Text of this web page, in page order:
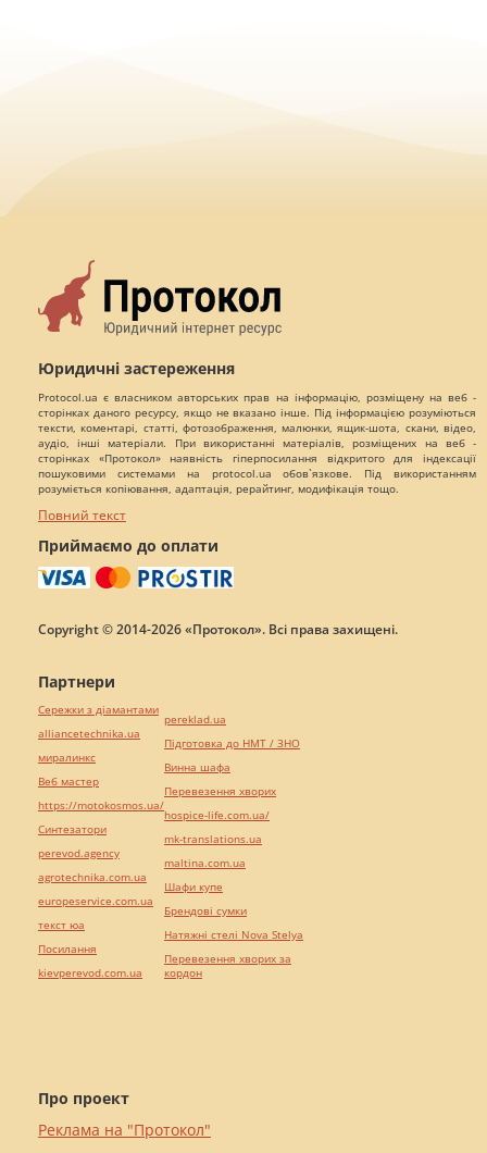
Юридичні застереження
Protocol.ua є власником авторських прав на інформацію, розміщену на веб -
сторінках даного ресурсу, якщо не вказано інше. Під інформацією розуміються
тексти, коментарі, статті, фотозображення, малюнки, ящик-шота, скани, відео,
аудіо, інші матеріали. При використанні матеріалів, розміщених на веб -
сторінках «Протокол» наявність гіперпосилання відкритого для індексації
пошуковими системами на protocol.ua обов`язкове. Під використанням
розуміється копіювання, адаптація, рерайтинг, модифікація тощо.
Повний текст
Приймаємо до оплати
Copyright © 2014-2026 «Протокол». Всі права захищені.
Про проект
Реклама на "Протокол"
Партнери
Сережки з діамантами
alliancetechnika.ua
миралинкс
Веб мастер
https://motokosmos.ua/
Синтезатори
perevod.agency
agrotechnika.com.ua
europeservice.com.ua
текст юа
Посилання
kievperevod.com.ua
pereklad.ua
Підготовка до НМТ / ЗНО
Винна шафа
Перевезення хворих
hospice-life.com.ua/
mk-translations.ua
maltina.com.ua
Шафи купе
Брендові сумки
Натяжні стелі Nova Stelya
Перевезення хворих за
кордон